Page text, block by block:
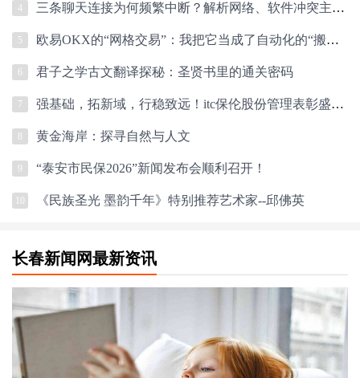
4 三条聊天连接为何频繁中断？解析网络、软件冲突主因，并提供优化解决方案
5 欧易OKX的“网格交易”：我把它当成了自动化的“搬砖”小助手1
6 君子之学古文翻译探秘：圣贤书里的通关密码
7 强基础，拓新域，行稳致远！itc保伦股份管理表彰盛典圆满落幕！
黄金海岸：探寻自然与人文
9 “泰安市民保2026”新闻发布会顺利召开！
《民族圣光 墨韵千年》特别推荐艺术家--邱佛英
长春新闻网最新资讯